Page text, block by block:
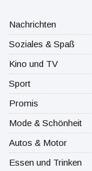
Nachrichten
Soziales & Spaß
Kino und TV
Sport
Promis
Mode & Schönheit
Autos & Motor
Essen und Trinken